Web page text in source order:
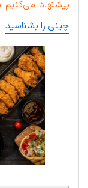
پیشنهاد می‌کنیم
چینی را بشناسید